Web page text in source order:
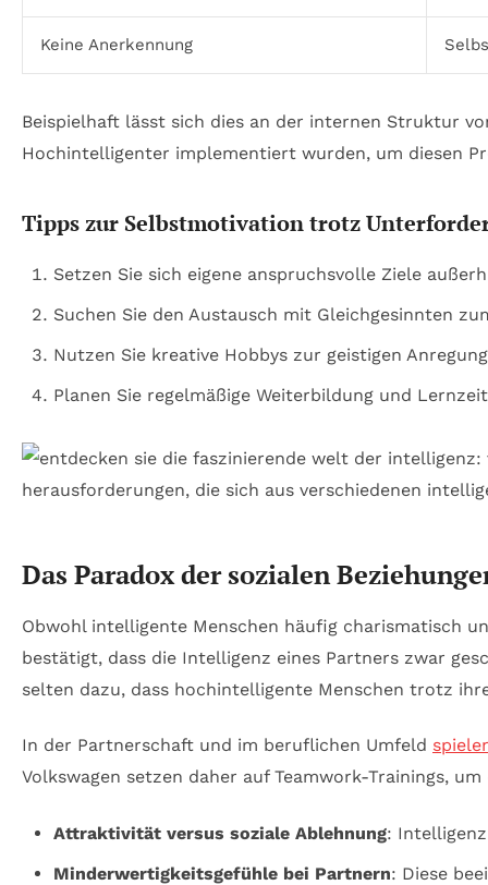
Keine Anerkennung
Beispielhaft lässt sich dies an der internen Struktur
Hochintelligenter implementiert wurden, um diesen
Tipps zur Selbstmotivation trotz
Setzen Sie sich eigene anspruchsvolle Ziele
Suchen Sie den Austausch mit Gleichgesinnten
Nutzen Sie kreative Hobbys zur geistigen Anregung
Planen Sie regelmäßige Weiterbildung und
Das Paradox der sozialen
Obwohl intelligente Menschen häufig charismatisch
bestätigt, dass die Intelligenz eines Partners zwar
selten dazu, dass hochintelligente Menschen trotz
In der Partnerschaft und im beruflichen Umfeld
Volkswagen setzen daher auf Teamwork-Trainings,
Attraktivität versus soziale Ablehnung:
Minderwertigkeitsgefühle bei Partnern: Diese